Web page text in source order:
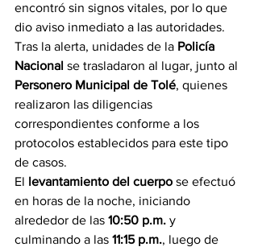
encontró sin signos vitales, por lo que
dio aviso inmediato a las autoridades.
Tras la alerta, unidades de la Policía
Nacional se trasladaron al lugar, junto al
Personero Municipal de Tolé, quienes
realizaron las diligencias
correspondientes conforme a los
protocolos establecidos para este tipo
de casos.
El levantamiento del cuerpo se efectuó
en horas de la noche, iniciando
alrededor de las 10:50 p.m. y
culminando a las 11:15 p.m., luego de